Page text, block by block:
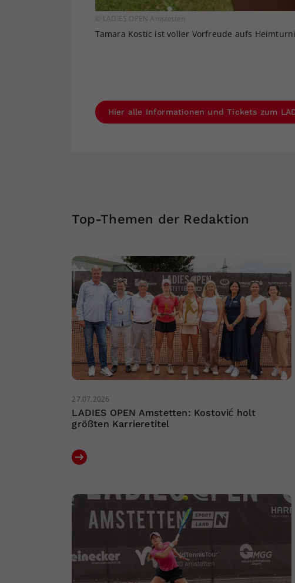
© LADIES OPEN Amstetten
Tamara Kostic ist voller Vorfreude aufs
Hier alle Informationen und Tickets zum
Top-Themen der Redaktion
27.07.2026
LADIES OPEN Amstetten: Kostović holt
größten Karrieretitel